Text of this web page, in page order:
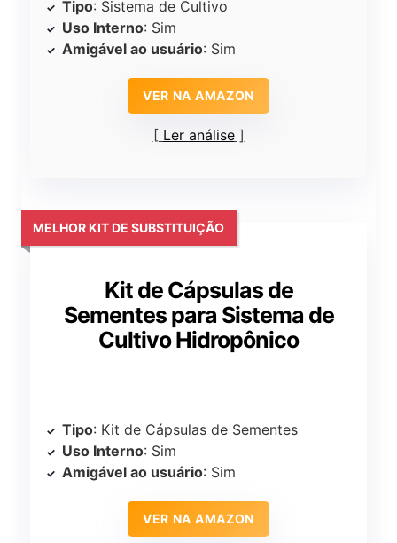
Tipo: Sistema de Cultivo
Uso Interno: Sim
Amigável ao usuário: Sim
VER NA AMAZON
Ler análise
Kit de Cápsulas de
Sementes para Sistema de
Cultivo Hidropônico
MELHOR KIT DE SUBSTITUIÇÃO
Tipo: Kit de Cápsulas de Sementes
Uso Interno: Sim
Amigável ao usuário: Sim
VER NA AMAZON